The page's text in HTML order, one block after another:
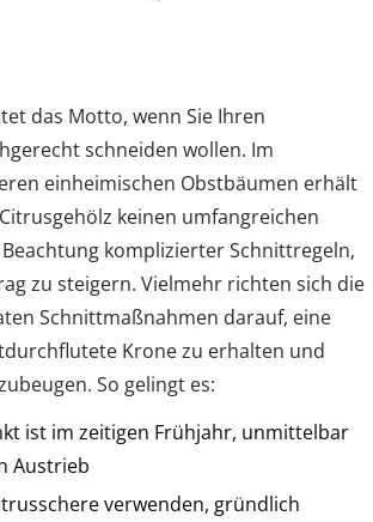
das Motto, wenn Sie Ihren
schneiden wollen. Im
einheimischen Obstbäumen erhält
keinen umfangreichen
komplizierter Schnittregeln,
zu steigern. Vielmehr richten sich die
Schnittmaßnahmen darauf, eine
Krone zu erhalten und
So gelingt es:
ist im zeitigen Frühjahr, unmittelbar
Austrieb
verwenden, gründlich